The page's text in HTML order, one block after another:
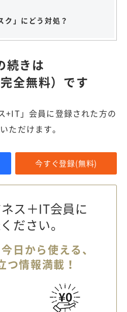
ク」にどう対処？
続きは
全無料）です
+IT」会員に登録された方の
ただけます。
今すぐ登録(無料)
ス＋IT会員に
ださい。
日から使える、
つ情報満載！